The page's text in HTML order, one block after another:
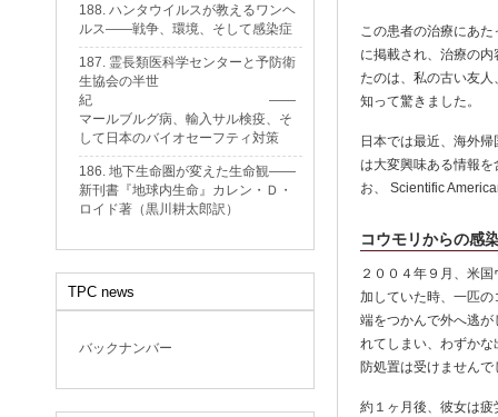
この患者の治療にあ
に掲載され、治療の
たのは、私の古い友
知って驚きました。
日本では最近、海外
は大変興味ある情報
お、 Scientific
コウモリからの感
２００４年９月、米
加していた時、一匹
端をつかんで外へ逃
れてしまい、わずか
防処置は受けませんで
約１ヶ月後、彼女は
188. ハンタウイルスが教えるワンヘ
ルス——戦争、環境、そして感染症
187. 霊長類医科学センターと予防衛
生協会の半世
紀 ——
マールブルグ病、輸入サル検疫、そ
して日本のバイオセーフティ対策
186. 地下生命圏が変えた生命観——
新刊書『地球内生命』カレン・Ｄ・
ロイド著（黒川耕太郎訳）
TPC news
バックナンバー